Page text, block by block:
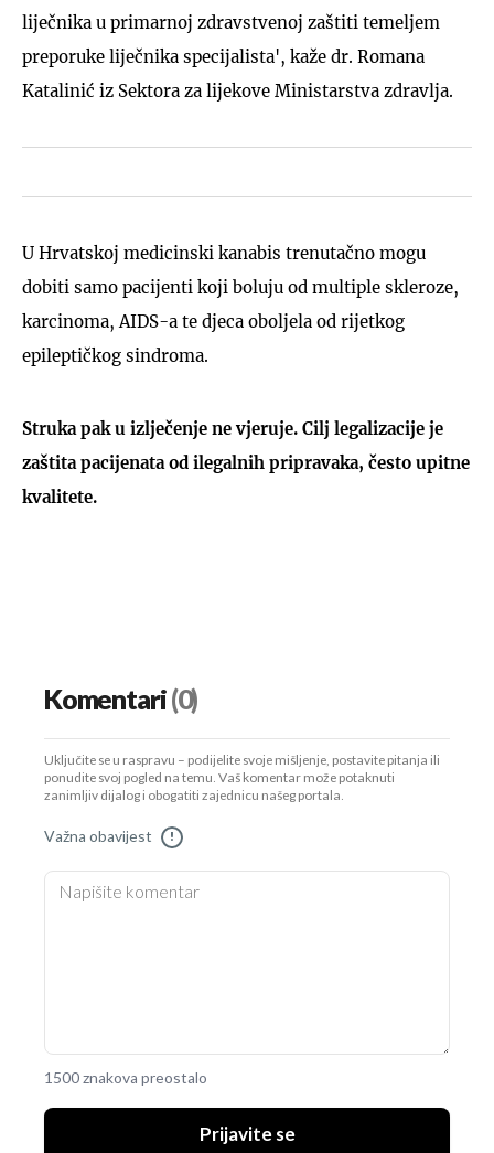
liječnika u primarnoj zdravstvenoj zaštiti temeljem
preporuke liječnika specijalista', kaže dr. Romana
Katalinić iz Sektora za lijekove Ministarstva zdravlja.
U Hrvatskoj medicinski kanabis trenutačno mogu
dobiti samo pacijenti koji boluju od multiple skleroze,
karcinoma, AIDS-a te djeca oboljela od rijetkog
epileptičkog sindroma.
Struka pak u izlječenje ne vjeruje. Cilj legalizacije je
zaštita pacijenata od ilegalnih pripravaka, često upitne
kvalitete.
Komentari(0)
Uključite se u raspravu – podijelite svoje mišljenje, postavite pitanja ili
ponudite svoj pogled na temu. Vaš komentar može potaknuti
zanimljiv dijalog i obogatiti zajednicu našeg portala.
Važna obavijest !
1500 znakova preostalo
Prijavite se